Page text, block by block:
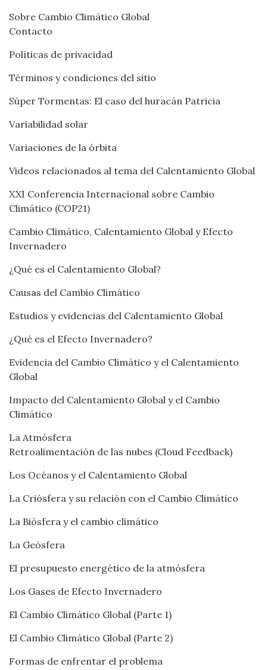
Sobre Cambio Climático Global
Contacto
Políticas de privacidad
Términos y condiciones del sitio
Súper Tormentas: El caso del huracán Patricia
Variabilidad solar
Variaciones de la órbita
Videos relacionados al tema del Calentamiento Global
XXI Conferencia Internacional sobre Cambio
Climático (COP21)
Cambio Climático, Calentamiento Global y Efecto
Invernadero
¿Qué es el Calentamiento Global?
Causas del Cambio Climático
Estudios y evidencias del Calentamiento Global
¿Qué es el Efecto Invernadero?
Evidencia del Cambio Climático y el Calentamiento
Global
Impacto del Calentamiento Global y el Cambio
Climático
La Atmósfera
Retroalimentación de las nubes (Cloud Feedback)
Los Océanos y el Calentamiento Global
La Criósfera y su relación con el Cambio Climático
La Biósfera y el cambio climático
La Geósfera
El presupuesto energético de la atmósfera
Los Gases de Efecto Invernadero
El Cambio Climático Global (Parte 1)
El Cambio Climático Global (Parte 2)
Formas de enfrentar el problema